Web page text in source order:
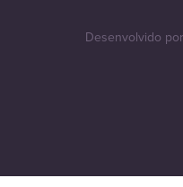
Desenvolvido